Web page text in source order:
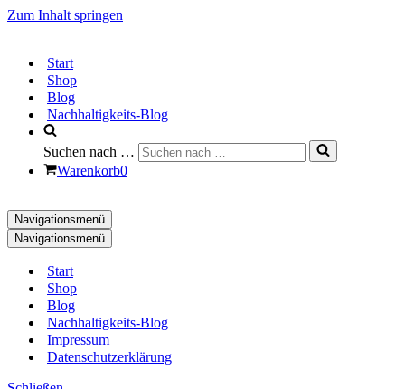
Zum Inhalt springen
Start
Shop
Blog
Nachhaltigkeits-Blog
Suchen nach …
Warenkorb0
Navigationsmenü
Navigationsmenü
Start
Shop
Blog
Nachhaltigkeits-Blog
Impressum
Datenschutzerklärung